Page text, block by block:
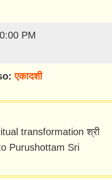
PM
एकादशी
transformation श्री
Purushottam Sri